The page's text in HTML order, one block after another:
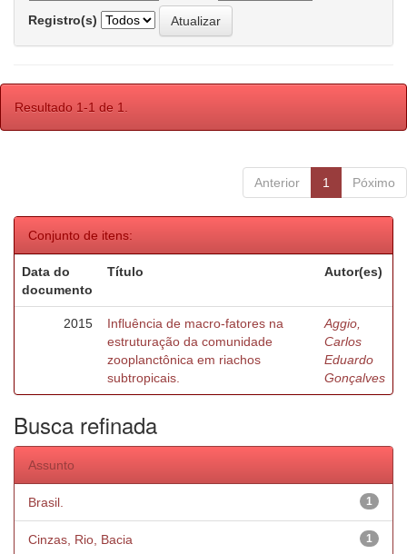
Registro(s)
Resultado 1-1 de 1.
Anterior 1 Póximo
Conjunto de itens:
Data do
documento
Título Autor(es)
2015
Influência de macro-fatores na
estruturação da comunidade
zooplanctônica em riachos
subtropicais.
Aggio,
Carlos
Eduardo
Gonçalves
Busca refinada
Assunto
1
Brasil.
1
Cinzas, Rio, Bacia